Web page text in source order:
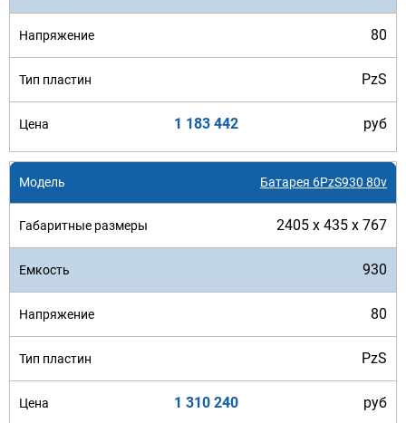
80
PzS
1 183 442 руб
Батарея 6PzS930 80v
2405 x 435 x 767
930
80
PzS
1 310 240 руб